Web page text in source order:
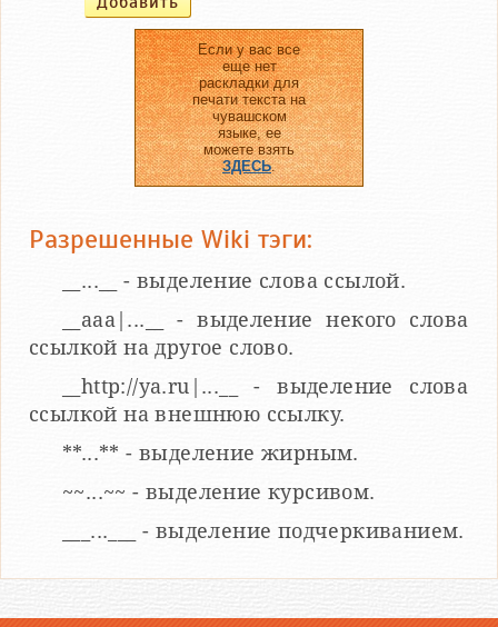
Если у вас все
еще нет
раскладки для
печати текста на
чувашском
языке, ее
можете взять
ЗДЕСЬ.
Разрешенные Wiki тэги:
__...__ - выделение слова ссылой.
__aaa|...__ - выделение некого слова
ссылкой на другое слово.
__http://ya.ru|...__ - выделение слова
ссылкой на внешнюю ссылку.
**...** - выделение жирным.
~~...~~ - выделение курсивом.
___...___ - выделение подчеркиванием.